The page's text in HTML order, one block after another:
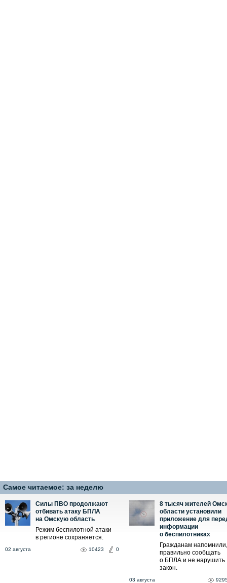
Самое читаемое: за неделю
Силы ПВО продолжают
отбивать атаку БПЛА
на Омскую область
Режим беспилотной атаки
в регионе сохраняется.
02 августа 10423 0
8 тысяч жителей
области установили
приложение для
информации
о беспилотниках
Гражданам напомнили,
правильно сообщать
о БПЛА и не нарушить
закон.
03 августа